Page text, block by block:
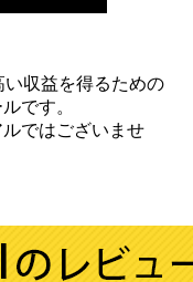
収益を得るための
です。
ではございませ